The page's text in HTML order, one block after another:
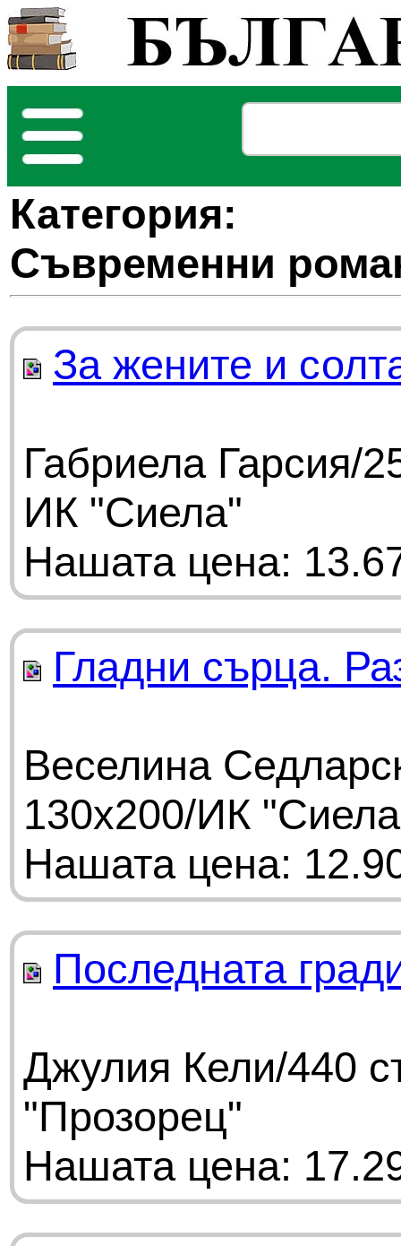
Категория:
Съвременни
За жените и
Габриела Гарсия/
ИК "Сиела"
Нашата цена:
Гладни сърца.
Веселина
130x200/ИК
Нашата цена:
Последната
Джулия Кели/440
"Прозорец"
Нашата цена: